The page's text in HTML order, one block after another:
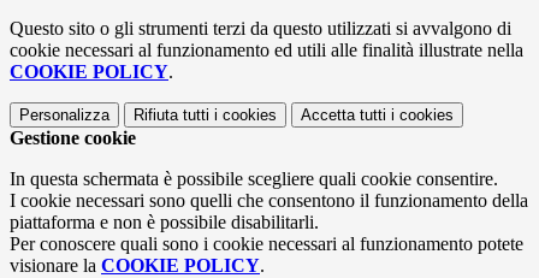
Questo sito o gli strumenti terzi da questo utilizzati si avvalgono di
cookie necessari al funzionamento ed utili alle finalità illustrate nella
COOKIE POLICY.
Personalizza Rifiuta tutti i cookies Accetta tutti i cookies
Gestione cookie
In questa schermata è possibile scegliere quali cookie consentire.
I cookie necessari sono quelli che consentono il funzionamento della
piattaforma e non è possibile disabilitarli.
Per conoscere quali sono i cookie necessari al funzionamento potete
visionare la COOKIE POLICY.